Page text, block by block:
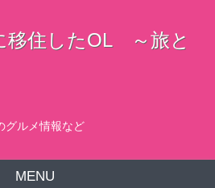
移住したOL ～旅と
グルメ情報など
MENU